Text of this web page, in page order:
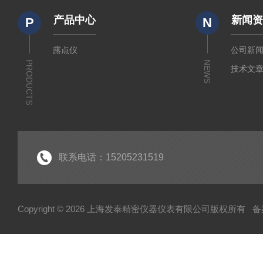
P
PRODUCTS
产品中心
露点仪
N
NEWS
新闻
公司新
技术文
联系电话：15205231519
Copyright © 2026 上海发泰精密仪器仪表有限公司版权所有 备